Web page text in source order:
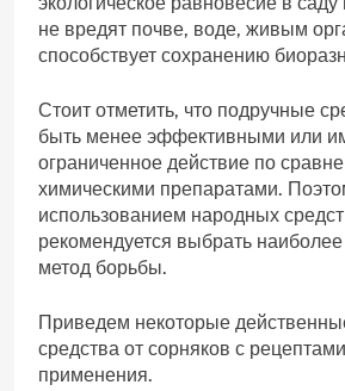
не вредят почве, воде, живым
способствует сохранению
Стоит отметить, что подручные
быть менее эффективными или
ограниченное действие по
химическими препаратами.
использованием народных
рекомендуется выбрать
метод борьбы.
Приведем некоторые
средства от сорняков с
применения.